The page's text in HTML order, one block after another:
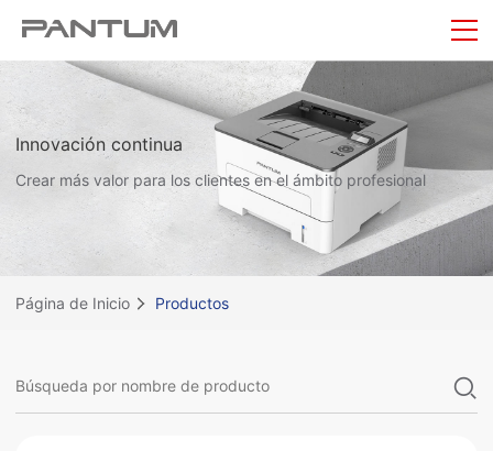
Innovación continua
Crear más valor para los clientes en el ámbito profesional
Página de Inicio Productos